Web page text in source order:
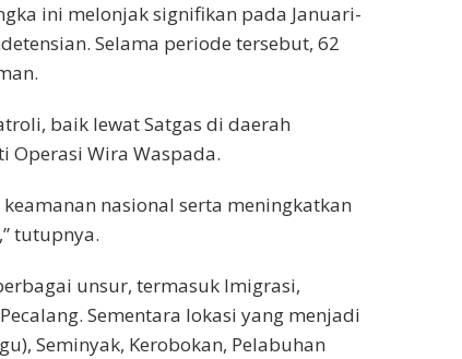
ini melonjak signifikan pada Januari-
Selama periode tersebut, 62
baik lewat Satgas di daerah
Operasi Wira Waspada.
nasional serta meningkatkan
tutupnya.
unsur, termasuk Imigrasi,
Sementara lokasi yang menjadi
Seminyak, Kerobokan, Pelabuhan